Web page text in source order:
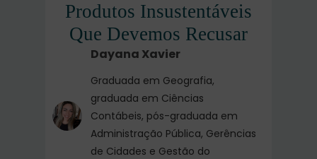
Produtos Insustentáveis
Que Devemos Recusar
Dayana Xavier
Graduada em Geografia,
graduada em Ciências
Contábeis, pós-graduada em
Administração Pública, Gerências
de Cidades e Gestão do